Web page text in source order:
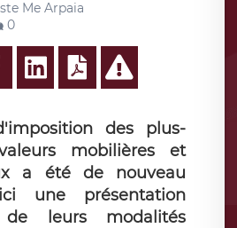
Me Arpaia
0
des plus-
mobilières et
a été de nouveau
une présentation
de leurs modalités